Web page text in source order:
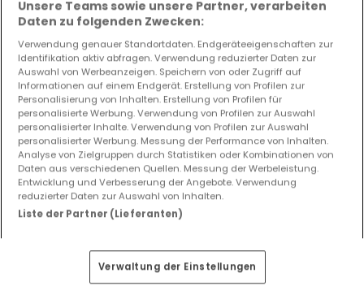
107 3
Unsere Teams sowie unsere Partner, verarbeiten
Daten zu folgenden Zwecken:
Verwendung genauer Standortdaten. Endgeräteeigenschaften zur
Identifikation aktiv abfragen. Verwendung reduzierter Daten zur
Auswahl von Werbeanzeigen. Speichern von oder Zugriff auf
Informationen auf einem Endgerät. Erstellung von Profilen zur
Personalisierung von Inhalten. Erstellung von Profilen für
personalisierte Werbung. Verwendung von Profilen zur Auswahl
personalisierter Inhalte. Verwendung von Profilen zur Auswahl
personalisierter Werbung. Messung der Performance von Inhalten.
Analyse von Zielgruppen durch Statistiken oder Kombinationen von
Daten aus verschiedenen Quellen. Messung der Werbeleistung.
Entwicklung und Verbesserung der Angebote. Verwendung
reduzierter Daten zur Auswahl von Inhalten.
Liste der Partner (Lieferanten)
Verwaltung der Einstellungen